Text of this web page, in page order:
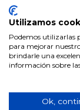
electrónico con
Bros Real
Utilizamos
Podemos utilizarlas
para mejorar
brindarle una
información sobre
Ok,